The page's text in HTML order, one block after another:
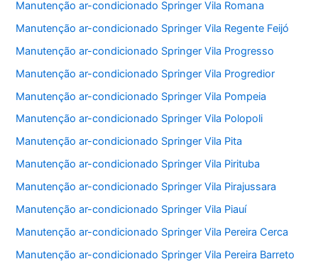
Manutenção ar-condicionado Springer Vila Romana
Manutenção ar-condicionado Springer Vila Regente Feijó
Manutenção ar-condicionado Springer Vila Progresso
Manutenção ar-condicionado Springer Vila Progredior
Manutenção ar-condicionado Springer Vila Pompeia
Manutenção ar-condicionado Springer Vila Polopoli
Manutenção ar-condicionado Springer Vila Pita
Manutenção ar-condicionado Springer Vila Pirituba
Manutenção ar-condicionado Springer Vila Pirajussara
Manutenção ar-condicionado Springer Vila Piauí
Manutenção ar-condicionado Springer Vila Pereira Cerca
Manutenção ar-condicionado Springer Vila Pereira Barreto